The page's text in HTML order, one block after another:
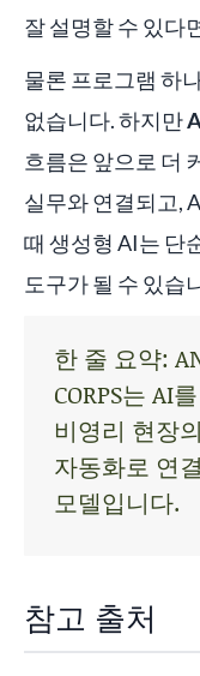
잘 설명할 수 있다
물론 프로그램 하
없습니다. 하지만
흐름은 앞으로 더
실무와 연결되고,
때 생성형 AI는 단
도구가 될 수 있습
한 줄 요약:
CORPS는 AI
비영리 현장
자동화로 연
모델입니다.
참고 출처